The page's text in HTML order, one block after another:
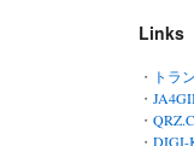
Links
・ トラ
・
・
・ DIGI-